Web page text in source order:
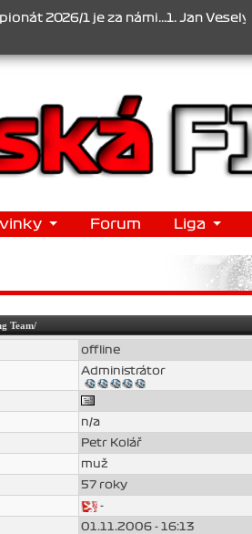
2026/1 je za námi...1. Jan Veselý , 2.
Forum Liga
Team/
offline
Administrátor
n/a
Petr Kolář
muž
57 roky
-
01.11.2006 - 16:13